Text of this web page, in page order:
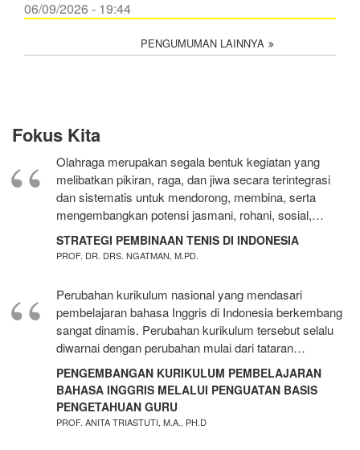
06/09/2026 - 19:44
PENGUMUMAN LAINNYA
Fokus Kita
Olahraga merupakan segala bentuk kegiatan yang
melibatkan pikiran, raga, dan jiwa secara terintegrasi
dan sistematis untuk mendorong, membina, serta
mengembangkan potensi jasmani, rohani, sosial,…
STRATEGI PEMBINAAN TENIS DI INDONESIA
PROF. DR. DRS. NGATMAN, M.PD.
Perubahan kurikulum nasional yang mendasari
pembelajaran bahasa Inggris di Indonesia berkembang
sangat dinamis. Perubahan kurikulum tersebut selalu
diwarnai dengan perubahan mulai dari tataran…
PENGEMBANGAN KURIKULUM PEMBELAJARAN
BAHASA INGGRIS MELALUI PENGUATAN BASIS
PENGETAHUAN GURU
PROF. ANITA TRIASTUTI, M.A., PH.D